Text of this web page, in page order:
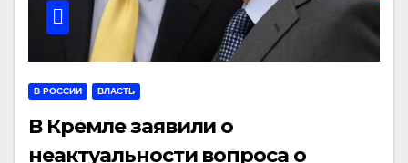
В РОССИИ ВЛАСТЬ
В Кремле заявили о
неактуальности вопроса о